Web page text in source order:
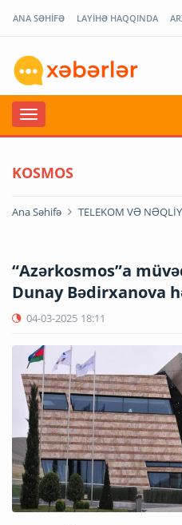
ANA SƏHİFƏ LAYİHƏ HAQQINDA
KOSMOS
Ana Səhifə TELEKOM VƏ
“Azərkosmos”a
Dunay Bədirxanova
04-03-2025 18:11